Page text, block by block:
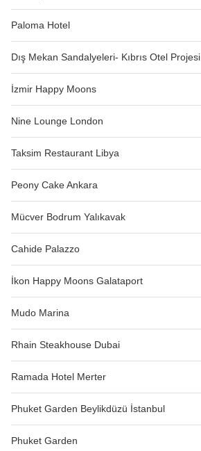
Paloma Hotel
Dış Mekan Sandalyeleri- Kıbrıs Otel Projesi
İzmir Happy Moons
Nine Lounge London
Taksim Restaurant Libya
Peony Cake Ankara
Mücver Bodrum Yalıkavak
Cahide Palazzo
İkon Happy Moons Galataport
Mudo Marina
Rhain Steakhouse Dubai
Ramada Hotel Merter
Phuket Garden Beylikdüzü İstanbul
Phuket Garden